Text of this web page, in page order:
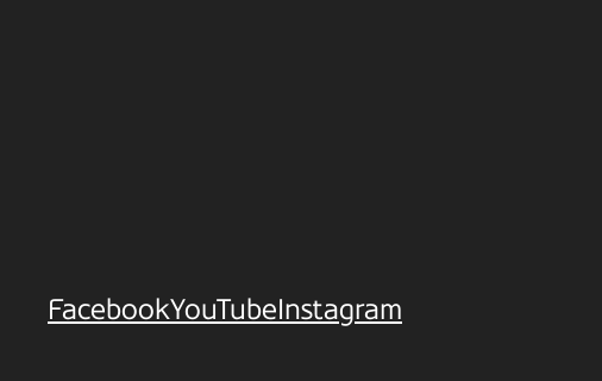
FacebookYouTubeInstagram